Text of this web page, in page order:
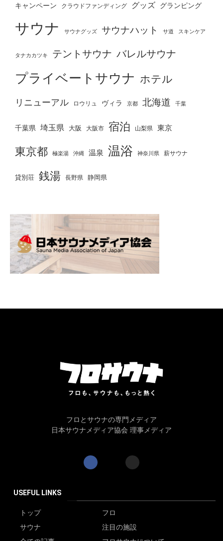
キャンペーン クラウドファンディング グッズ グランピング
サウナ サウナグッズ サウナハット サ道 スキンケア
タナカカツキ テントサウナ バレルサウナ
プライベートサウナ ホテル
リニューアル ロウリュ ヴィラ 京都 北海道 千葉
千葉県 埼玉県 大阪 大阪市 宿泊 山梨県 東京
東京都 極楽湯 沖縄 温泉 温浴 神奈川県 薪サウナ
貸別荘 銭湯 長野県 静岡県
フロとサウナの専門メディア
日本サウナメディア協会 理事メディア
USEFUL LINKS
トップ
フロ
サウナ
注目の施設